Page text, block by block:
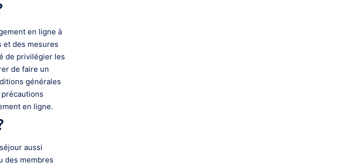
en ligne à
et des mesures
de privilégier les
de faire un
générales
en ligne.
aussi
des membres